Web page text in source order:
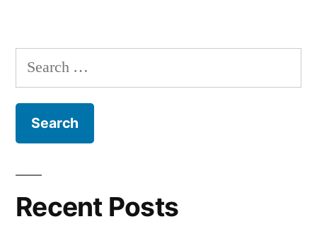
Search
for:
Recent Posts